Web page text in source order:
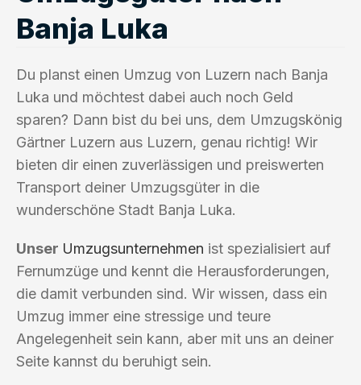
Banja Luka
Du planst einen Umzug von Luzern nach Banja
Luka und möchtest dabei auch noch Geld
sparen? Dann bist du bei uns, dem Umzugskönig
Gärtner Luzern aus Luzern, genau richtig! Wir
bieten dir einen zuverlässigen und preiswerten
Transport deiner Umzugsgüter in die
wunderschöne Stadt Banja Luka.
Unser Umzugsunternehmen ist spezialisiert auf
Fernumzüge und kennt die Herausforderungen,
die damit verbunden sind. Wir wissen, dass ein
Umzug immer eine stressige und teure
Angelegenheit sein kann, aber mit uns an deiner
Seite kannst du beruhigt sein.